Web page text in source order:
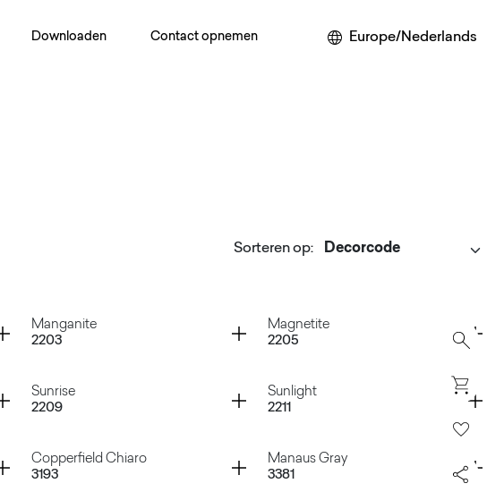
Downloaden Contact opnemen Europe/Nederlands
Sorteren op:
Manganite
2203
Container
Magnetite
2205
Container
Sunrise
2209
Container
Sunlight
2211
Container
Copperfield Chiaro
3193
Container
Manaus Gray
3381
Container